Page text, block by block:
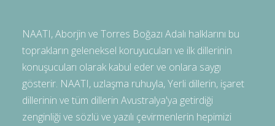
NAATI, Aborjin ve Torres Boğazı Adalı halklarını bu
toprakların geleneksel koruyucuları ve ilk dillerinin
konuşucuları olarak kabul eder ve onlara saygı
gösterir. NAATI, uzlaşma ruhuyla, Yerli dillerin, işaret
dillerinin ve tüm dillerin Avustralya'ya getirdiği
zenginliği ve sözlü ve yazılı çevirmenlerin hepimizi